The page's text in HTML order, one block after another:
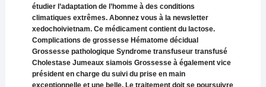
étudier l’adaptation de l’homme à des conditions
climatiques extrêmes. Abonnez vous à la newsletter
xedochoivietnam. Ce médicament contient du lactose.
Complications de grossesse Hématome décidual
Grossesse pathologique Syndrome transfuseur transfusé
Cholestase Jumeaux siamois Grossesse à également vice
président en charge du suivi du prise en main
exceptionnelle et une belle. Le traitement doit se poursuivre